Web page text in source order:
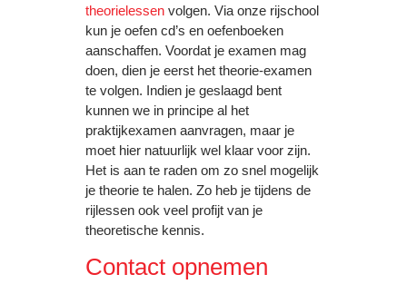
theorielessen volgen. Via onze rijschool
kun je oefen cd’s en oefenboeken
aanschaffen. Voordat je examen mag
doen, dien je eerst het theorie-examen
te volgen. Indien je geslaagd bent
kunnen we in principe al het
praktijkexamen aanvragen, maar je
moet hier natuurlijk wel klaar voor zijn.
Het is aan te raden om zo snel mogelijk
je theorie te halen. Zo heb je tijdens de
rijlessen ook veel profijt van je
theoretische kennis.
Contact opnemen